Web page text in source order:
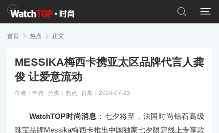


首页  热点  正文
MESSIKA梅西卡携亚太区品牌代言人龚
俊 让爱意流动
作者：申垚 分类： 热点 日期：2024-07-23
WatchTOP时尚消息 ：七夕将至，法国时尚钻石高级
珠宝品牌Messika梅西卡推出中国独家七夕限定线上专享款